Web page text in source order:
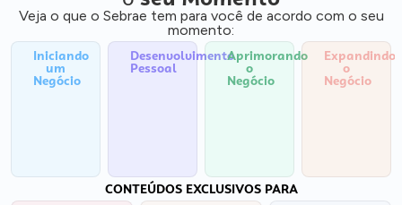
Veja o que o Sebrae tem para você de acordo com o seu
momento:
Iniciando
um
Negócio
Desenvolvimento
Pessoal
Aprimorando
o
Negócio
Expandindo
o
Negócio
CONTEÚDOS EXCLUSIVOS PARA